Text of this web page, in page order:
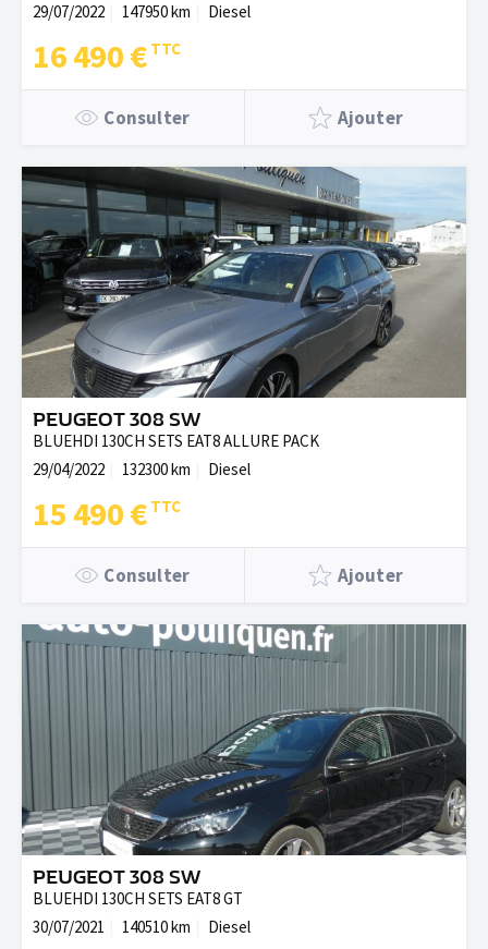
29/07/2022
147950 km Diesel
16 490 €
Consulter Ajouter
PEUGEOT 308 SW
BLUEHDI 130CH SETS EAT8 ALLURE PACK
29/04/2022
132300 km Diesel
15 490 €
Consulter Ajouter
PEUGEOT 308 SW
BLUEHDI 130CH SETS EAT8 GT
30/07/2021
140510 km Diesel